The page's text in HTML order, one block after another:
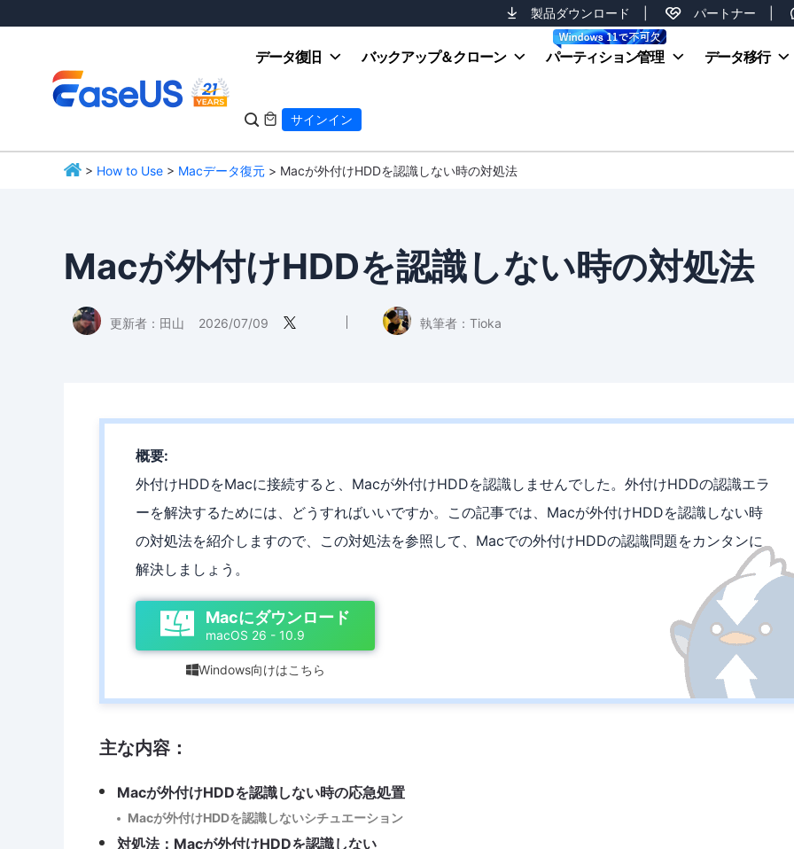
製品ダウンロード パートナー
データ復旧 バックアップ＆クローン パーティション管理 データ移行
  サインイン
> How to Use > Macデータ復元 > Macが外付けHDDを認識しない時の対処法
Macが外付けHDDを認識しない時の対処法
更新者： 田山 2026/07/09  執筆者： Tioka
概要:
外付けHDDをMacに接続すると、Macが外付けHDDを認識しませんでした。外付けHDDの認識エラ
ーを解決するためには、どうすればいいですか。この記事では、Macが外付けHDDを認識しない時
の対処法を紹介しますので、この対処法を参照して、Macでの外付けHDDの認識問題をカンタンに
解決しましょう。
Macにダウンロード
macOS 26 - 10.9
Windows向けはこちら
主な内容：
Macが外付けHDDを認識しない時の応急処置
Macが外付けHDDを認識しないシチュエーション
対処法：Macが外付けHDDを認識しない